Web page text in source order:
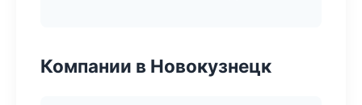
Компании в Новокузнецк